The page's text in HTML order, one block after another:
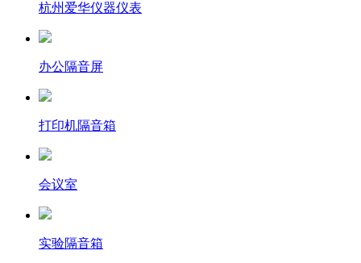
杭州爱华仪器仪表
办公隔音屏
打印机隔音箱
会议室
实验隔音箱